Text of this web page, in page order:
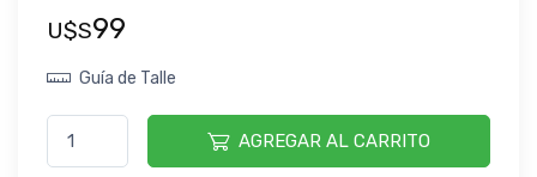
U$S99
Guía de Talle
AGREGAR AL CARRITO